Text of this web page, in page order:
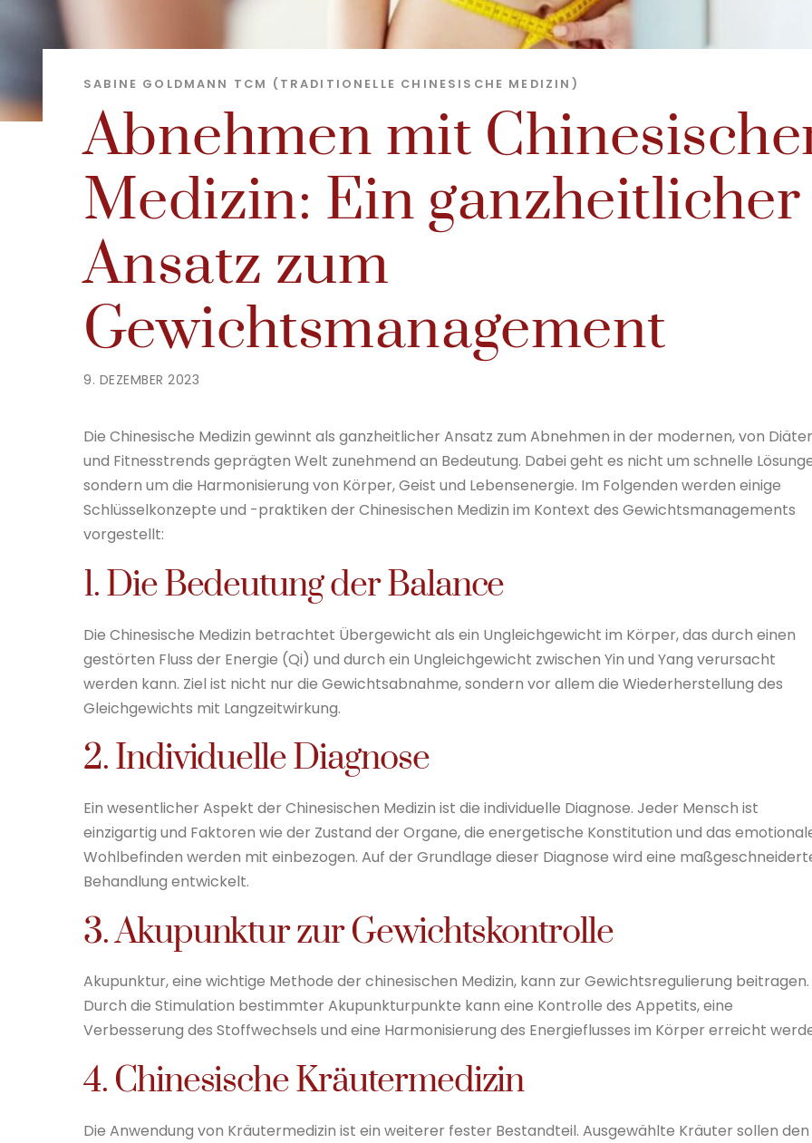
9. DEZEMBER 2023
Abnehmen mit
Medizin: Ein ganzheitlicher
Ansatz zum
Gewichtsmanagement
SABINE GOLDMANN TCM (TRADITIONELLE CHINESISCHE MEDIZIN)
Die Chinesische Medizin gewinnt als ganzheitlicher Ansatz zum Abnehmen in der modernen, von
und Fitnesstrends geprägten Welt zunehmend an Bedeutung. Dabei geht es nicht um schnelle
sondern um die Harmonisierung von Körper, Geist und Lebensenergie. Im Folgenden werden einige
Schlüsselkonzepte und -praktiken der Chinesischen Medizin im Kontext des Gewichtsmanagements
vorgestellt:
1. Die Bedeutung der Balance
Die Chinesische Medizin betrachtet Übergewicht als ein Ungleichgewicht im Körper, das durch einen
gestörten Fluss der Energie (Qi) und durch ein Ungleichgewicht zwischen Yin und Yang verursacht
werden kann. Ziel ist nicht nur die Gewichtsabnahme, sondern vor allem die Wiederherstellung des
Gleichgewichts mit Langzeitwirkung.
2. Individuelle Diagnose
Ein wesentlicher Aspekt der Chinesischen Medizin ist die individuelle Diagnose. Jeder Mensch ist
einzigartig und Faktoren wie der Zustand der Organe, die energetische Konstitution und das
Wohlbefinden werden mit einbezogen. Auf der Grundlage dieser Diagnose wird eine
Behandlung entwickelt.
3. Akupunktur zur Gewichtskontrolle
Akupunktur, eine wichtige Methode der chinesischen Medizin, kann zur Gewichtsregulierung beitragen.
Durch die Stimulation bestimmter Akupunkturpunkte kann eine Kontrolle des Appetits, eine
Verbesserung des Stoffwechsels und eine Harmonisierung des Energieflusses im Körper erreicht
4. Chinesische Kräutermedizin
Die Anwendung von Kräutermedizin ist ein weiterer fester Bestandteil. Ausgewählte Kräuter sollen den